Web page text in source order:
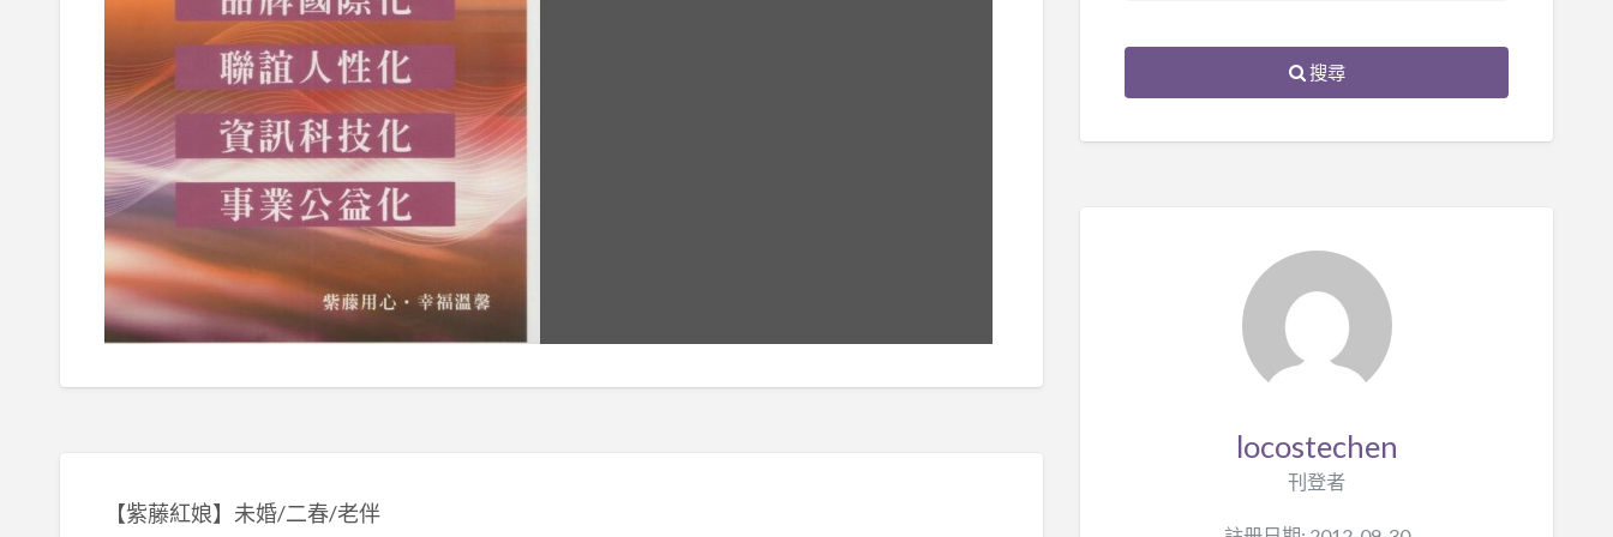
【紫藤紅娘】未婚/二春/老伴
搜尋
locostechen
刊登者